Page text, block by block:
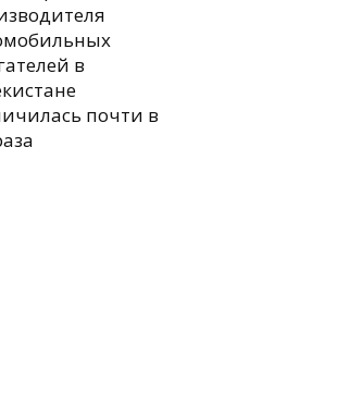
в
почти в